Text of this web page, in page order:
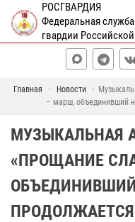
РОСГВАРДИЯ
Федеральная
гвардии
Главная Новости
– марш, объединивший
МУЗЫКАЛЬНАЯ
«ПРОЩАНИЕ